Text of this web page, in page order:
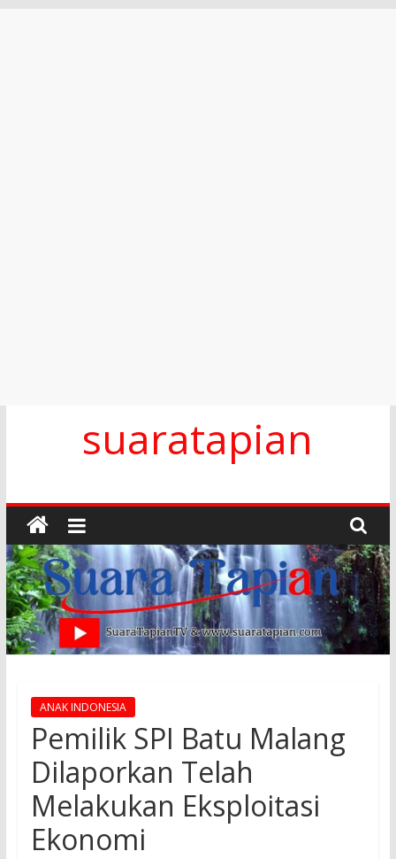
suaratapian
ANAK INDONESIA
Pemilik SPI Batu Malang
Dilaporkan Telah
Melakukan Eksploitasi
Ekonomi